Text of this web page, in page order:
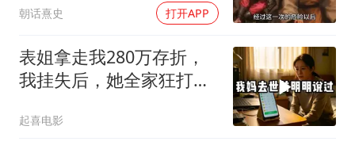
朝话熹史 打开APP
表姐拿走我280万存折，
我挂失后，她全家狂打
起喜电影